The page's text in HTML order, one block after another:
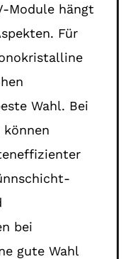
Module hängt
Für
Wahl. Bei
bei
gute Wahl